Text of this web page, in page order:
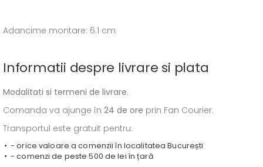
Adancime montare: 6.1 cm
Informatii despre livrare si plata
Modalitati si termeni de livrare:
Comanda va ajunge în 24 de ore prin Fan Courier.
Transportul este gratuit pentru:
- orice valoare a comenzii în localitatea București
- comenzi de peste 500 de lei în țară